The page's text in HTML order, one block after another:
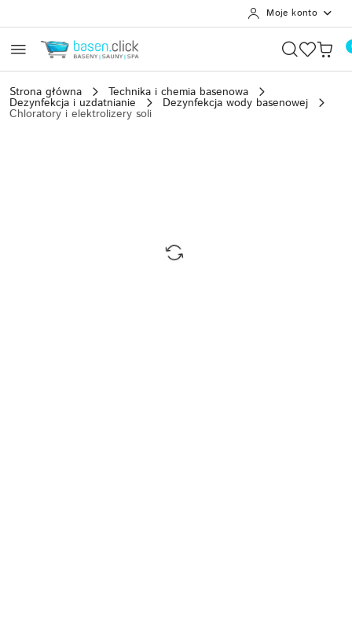
Moje konto
Strona główna Technika i chemia basenowa
Dezynfekcja i uzdatnianie Dezynfekcja wody basenowej
Chloratory i elektrolizery soli